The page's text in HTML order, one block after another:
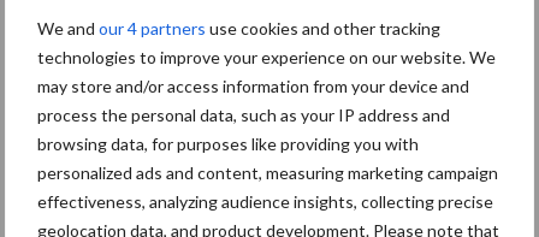
We and our 4 partners use cookies and other tracking
technologies to improve your experience on our website. We
may store and/or access information from your device and
process the personal data, such as your IP address and
browsing data, for purposes like providing you with
personalized ads and content, measuring marketing campaign
effectiveness, analyzing audience insights, collecting precise
geolocation data, and product development. Please note that
“Vraag naar praktische
hygieneoplossingen is in
Polen groter dan ooit”